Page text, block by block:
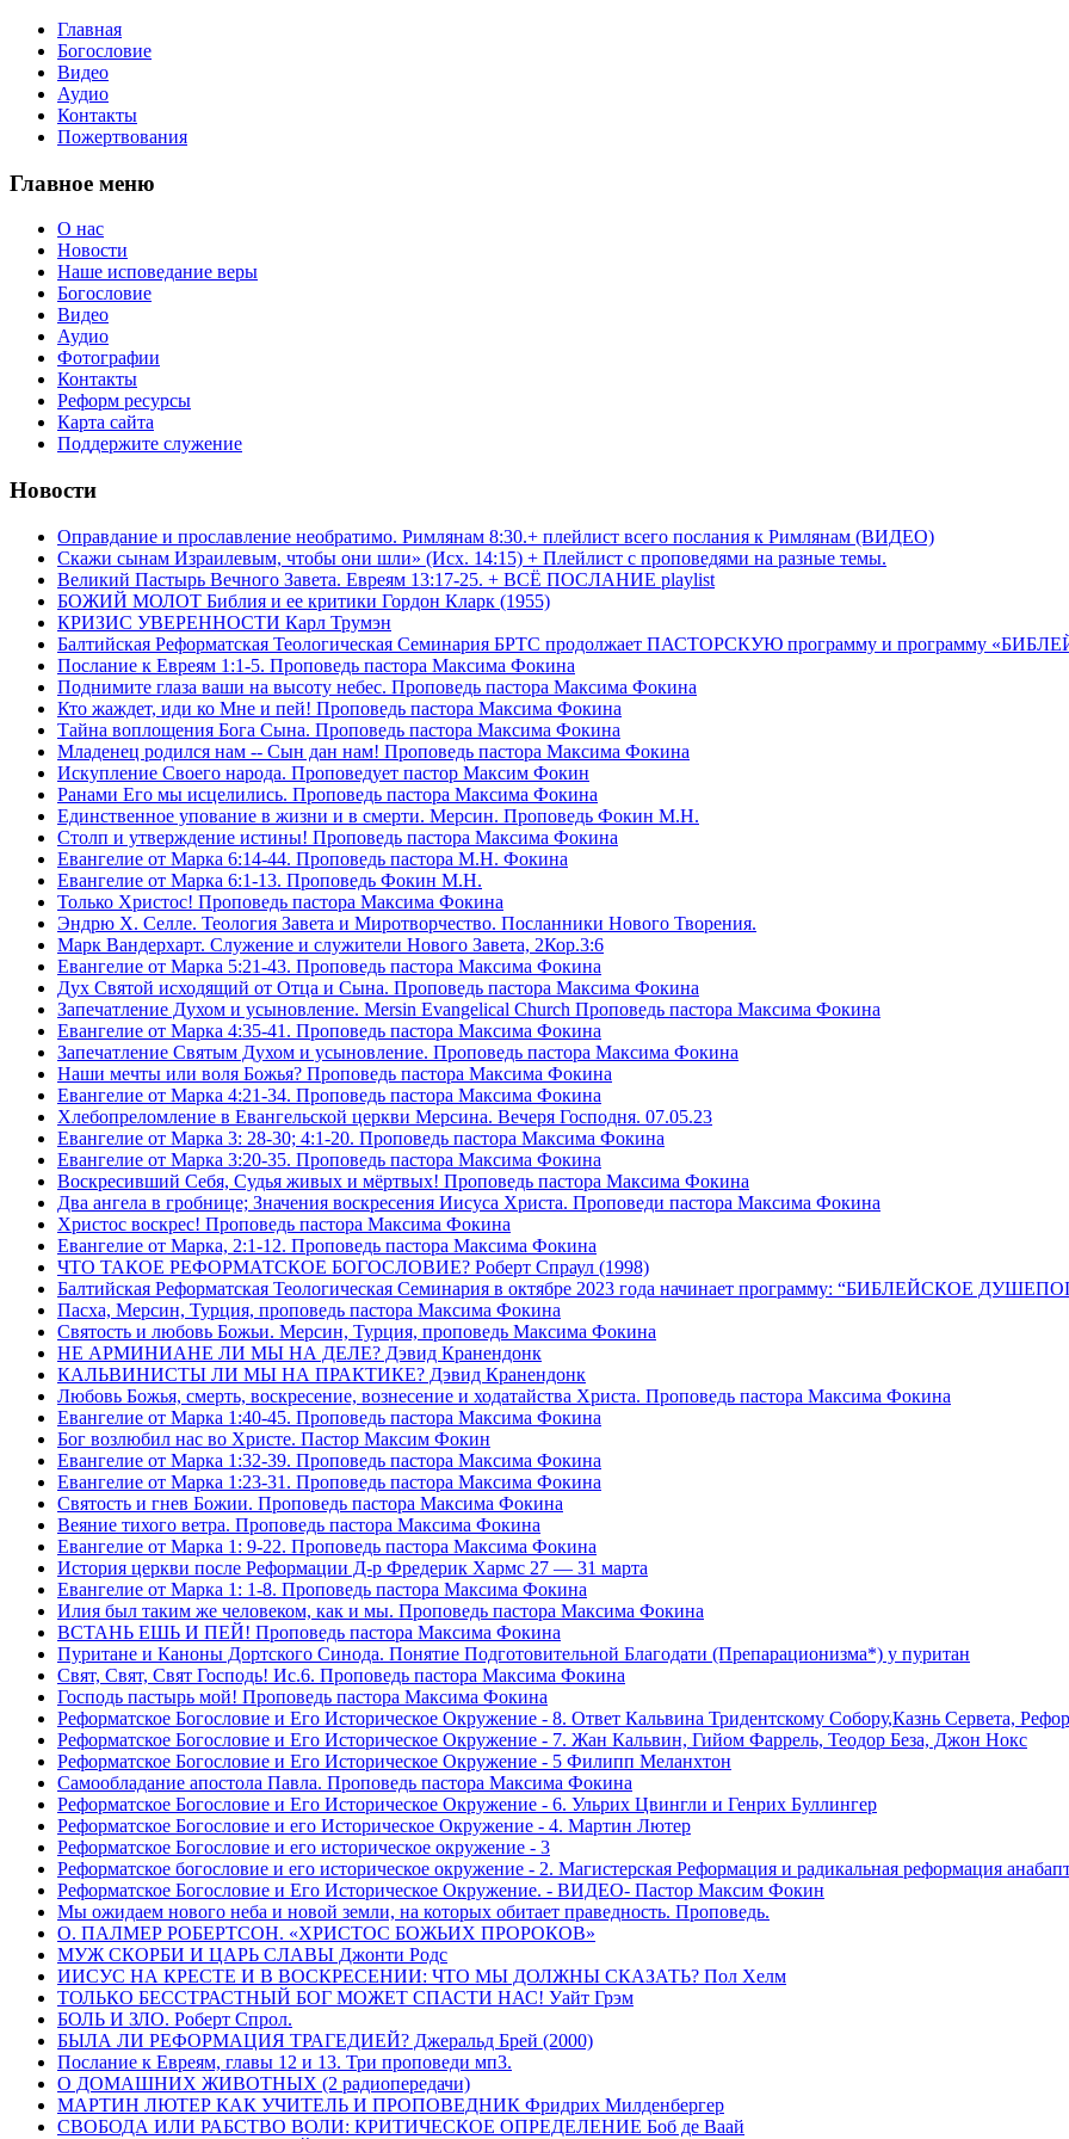
Главная
Богословие
Видео
Аудио
Контакты
Пожертвования
Главное меню
О нас
Новости
Наше исповедание веры
Богословие
Видео
Аудио
Фотографии
Контакты
Реформ ресурсы
Карта сайта
Поддержите служение
Новости
Оправдание и прославление необратимо. Римлянам 8:30.+ плейлист всего послания к Римлянам (ВИДЕО)
Скажи сынам Израилевым, чтобы они шли» (Исх. 14:15) + Плейлист с проповедями на разные темы.
Великий Пастырь Вечного Завета. Евреям 13:17-25. + ВСЁ ПОСЛАНИЕ playlist
БОЖИЙ МОЛОТ Библия и ее критики Гордон Кларк (1955)
КРИЗИС УВЕРЕННОСТИ Карл Трумэн
Балтийская Реформатская Теологическая Семинария БРТС продолжает ПАСТОРСКУЮ программу и программу
Послание к Евреям 1:1-5. Проповедь пастора Максима Фокина
Поднимите глаза ваши на высоту небес. Проповедь пастора Максима Фокина
Кто жаждет, иди ко Мне и пей! Проповедь пастора Максима Фокина
Тайна воплощения Бога Сына. Проповедь пастора Максима Фокина
Младенец родился нам -- Сын дан нам! Проповедь пастора Максима Фокина
Искупление Своего народа. Проповедует пастор Максим Фокин
Ранами Его мы исцелились. Проповедь пастора Максима Фокина
Единственное упование в жизни и в смерти. Мерсин. Проповедь Фокин М.Н.
Столп и утверждение истины! Проповедь пастора Максима Фокина
Евангелие от Марка 6:14-44. Проповедь пастора М.Н. Фокина
Евангелие от Марка 6:1-13. Проповедь Фокин М.Н.
Только Христос! Проповедь пастора Максима Фокина
Эндрю Х. Селле. Теология Завета и Миротворчество. Посланники Нового Творения.
Марк Вандерхарт. Служение и служители Нового Завета, 2Кор.3:6
Евангелие от Марка 5:21-43. Проповедь пастора Максима Фокина
Дух Святой исходящий от Отца и Сына. Проповедь пастора Максима Фокина
Запечатление Духом и усыновление. Mersin Evangelical Church Проповедь пастора Максима Фокина
Евангелие от Марка 4:35-41. Проповедь пастора Максима Фокина
Запечатление Святым Духом и усыновление. Проповедь пастора Максима Фокина
Наши мечты или воля Божья? Проповедь пастора Максима Фокина
Евангелие от Марка 4:21-34. Проповедь пастора Максима Фокина
Хлебопреломление в Евангельской церкви Мерсина. Вечеря Господня. 07.05.23
Евангелие от Марка 3: 28-30; 4:1-20. Проповедь пастора Максима Фокина
Евангелие от Марка 3:20-35. Проповедь пастора Максима Фокина
Воскресивший Себя, Судья живых и мëртвых! Проповедь пастора Максима Фокина
Два ангела в гробнице; Значения воскресения Иисуса Христа. Проповеди пастора Максима Фокина
Христос воскрес! Проповедь пастора Максима Фокина
Евангелие от Марка, 2:1-12. Проповедь пастора Максима Фокина
ЧТО ТАКОЕ РЕФОРМАТСКОЕ БОГОСЛОВИЕ? Роберт Спраул (1998)
Балтийская Реформатская Теологическая Семинария в октябре 2023 года начинает программу: “БИБЛЕЙСКОЕ
Пасха, Мерсин, Турция, проповедь пастора Максима Фокина
Святость и любовь Божьи. Мерсин, Турция, проповедь Максима Фокина
НЕ АРМИНИАНЕ ЛИ МЫ НА ДЕЛЕ? Дэвид Кранендонк
КАЛЬВИНИСТЫ ЛИ МЫ НА ПРАКТИКЕ? Дэвид Кранендонк
Любовь Божья, смерть, воскресение, вознесение и ходатайства Христа. Проповедь пастора Максима Фокина
Евангелие от Марка 1:40-45. Проповедь пастора Максима Фокина
Бог возлюбил нас во Христе. Пастор Максим Фокин
Евангелие от Марка 1:32-39. Проповедь пастора Максима Фокина
Евангелие от Марка 1:23-31. Проповедь пастора Максима Фокина
Святость и гнев Божии. Проповедь пастора Максима Фокина
Веяние тихого ветра. Проповедь пастора Максима Фокина
Евангелие от Марка 1: 9-22. Проповедь пастора Максима Фокина
История церкви после Реформации Д-р Фредерик Хармс 27 — 31 марта
Евангелие от Марка 1: 1-8. Проповедь пастора Максима Фокина
Илия был таким же человеком, как и мы. Проповедь пастора Максима Фокина
ВСТАНЬ ЕШЬ И ПЕЙ! Проповедь пастора Максима Фокина
Пуритане и Каноны Дортского Синода. Понятие Подготовительной Благодати (Препарационизма*) у пуритан
Свят, Свят, Свят Господь! Ис.6. Проповедь пастора Максима Фокина
Господь пастырь мой! Проповедь пастора Максима Фокина
Реформатское Богословие и Его Историческое Окружение - 8. Ответ Кальвина Тридентскому Собору,Казнь Сервета,
Реформатское Богословие и Его Историческое Окружение - 7. Жан Кальвин, Гийом Фаррель, Теодор Беза, Джон Нокс
Реформатское Богословие и Его Историческое Окружение - 5 Филипп Меланхтон
Самообладание апостола Павла. Проповедь пастора Максима Фокина
Реформатское Богословие и Его Историческое Окружение - 6. Ульрих Цвингли и Генрих Буллингер
Реформатское Богословие и его Историческое Окружение - 4. Мартин Лютер
Реформатское Богословие и его историческое окружение - 3
Реформатское богословие и его историческое окружение - 2. Магистерская Реформация и радикальная реформация
Реформатское Богословие и Его Историческое Окружение. - ВИДЕО- Пастор Максим Фокин
Мы ожидаем нового неба и новой земли, на которых обитает праведность. Проповедь.
О. ПАЛМЕР РОБЕРТСОН. «ХРИСТОС БОЖЬИХ ПРОРОКОВ»
МУЖ СКОРБИ И ЦАРЬ СЛАВЫ Джонти Родс
ИИСУС НА КРЕСТЕ И В ВОСКРЕСЕНИИ: ЧТО МЫ ДОЛЖНЫ СКАЗАТЬ? Пол Хелм
ТОЛЬКО БЕССТРАСТНЫЙ БОГ МОЖЕТ СПАСТИ НАС! Уайт Грэм
БОЛЬ И ЗЛО. Роберт Спрол.
БЫЛА ЛИ РЕФОРМАЦИЯ ТРАГЕДИЕЙ? Джеральд Брей (2000)
Послание к Евреям, главы 12 и 13. Три проповеди мп3.
О ДОМАШНИХ ЖИВОТНЫХ (2 радиопередачи)
МАРТИН ЛЮТЕР КАК УЧИТЕЛЬ И ПРОПОВЕДНИК Фридрих Милденбергер
СВОБОДА ИЛИ РАБСТВО ВОЛИ: КРИТИЧЕСКОЕ ОПРЕДЕЛЕНИЕ Боб де Ваай